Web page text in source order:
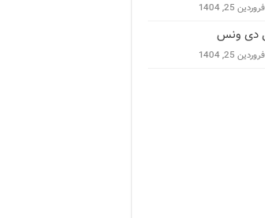
فروردین 25, 1404
دی ونس
فروردین 25, 1404